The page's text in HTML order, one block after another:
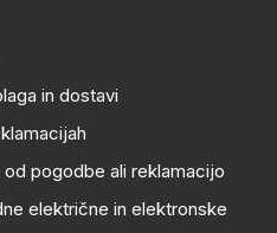
in dostavi
pogodbe ali reklamacijo
električne in elektronske